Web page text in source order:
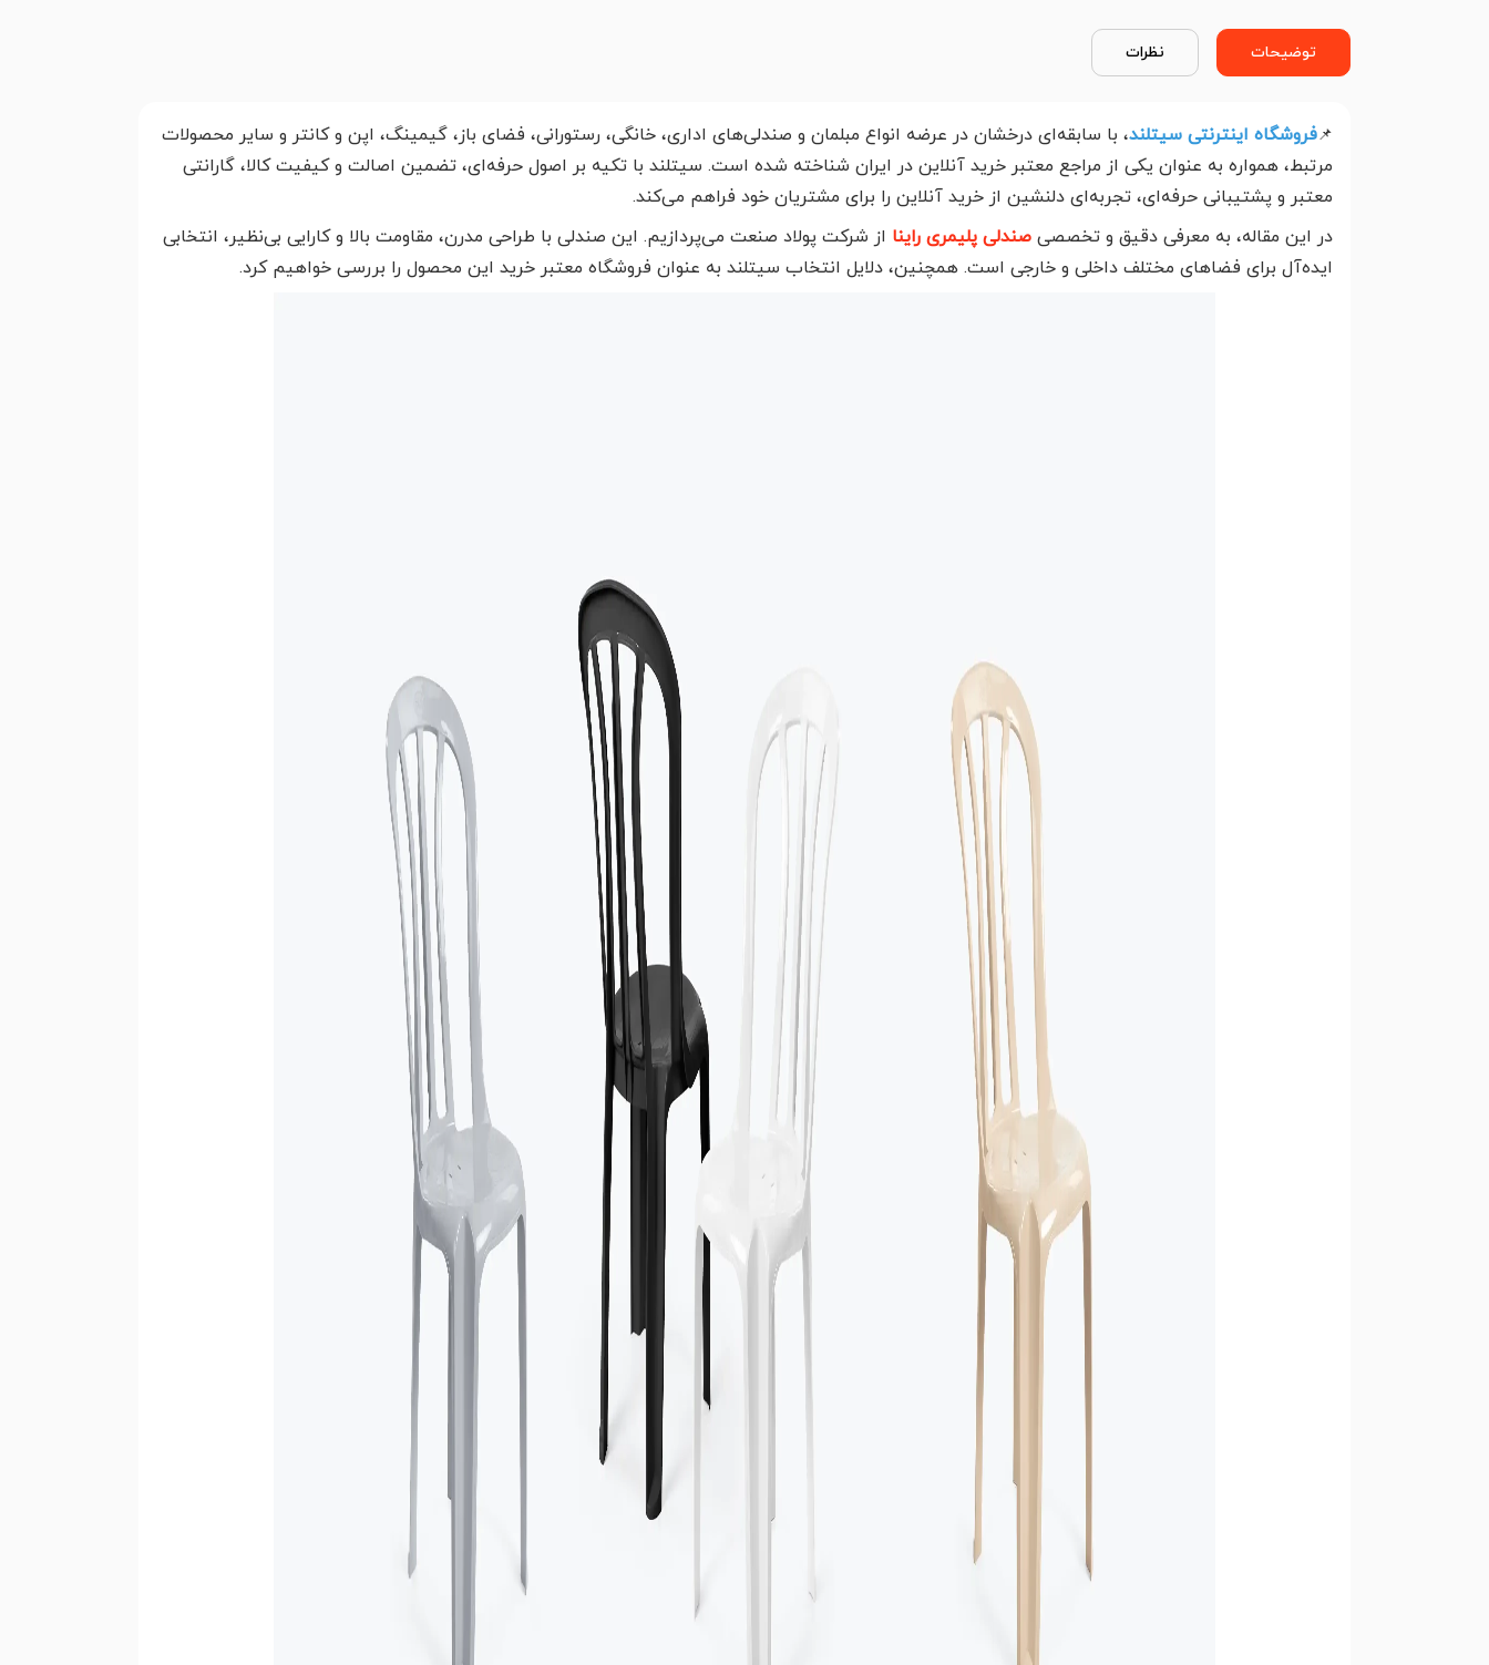
توضیحات نظرات
📌فروشگاه اینترنتی سیتلند، با سابقه‌ای درخشان در عرضه انواع مبلمان و صندلی‌های اداری، خانگی، رستورانی، فضای باز، گیمینگ، اپن و کانتر و سایر محصولات
مرتبط، همواره به عنوان یکی از مراجع معتبر خرید آنلاین در ایران شناخته شده است. سیتلند با تکیه بر اصول حرفه‌ای، تضمین اصالت و کیفیت کالا، گارانتی
معتبر و پشتیبانی حرفه‌ای، تجربه‌ای دلنشین از خرید آنلاین را برای مشتریان خود فراهم می‌کند.
در این مقاله، به معرفی دقیق و تخصصی صندلی پلیمری راینا از شرکت پولاد صنعت می‌پردازیم. این صندلی با طراحی مدرن، مقاومت بالا و کارایی بی‌نظیر، انتخابی
ایده‌آل برای فضاهای مختلف داخلی و خارجی است. همچنین، دلایل انتخاب سیتلند به عنوان فروشگاه معتبر خرید این محصول را بررسی خواهیم کرد.